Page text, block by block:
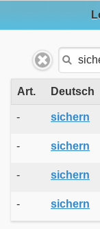
Art. Deutsch
- sichern
- sichern
- sichern
- sichern